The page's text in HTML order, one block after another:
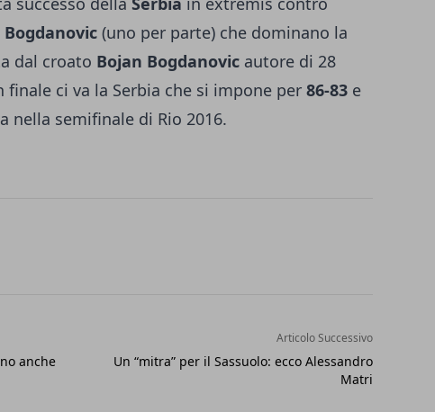
Bogdanovic (uno per parte) che dominano la
dal croato Bojan Bogdanovic autore di 28
ci va la Serbia che si impone per 86-83 e
nella semifinale di Rio 2016.
anche
Articolo Successivo
Un “mitra” per il Sassuolo: ecco Alessandro
Matri